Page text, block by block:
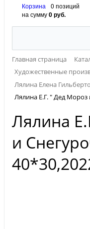
Корзина
0 позиций
на сумму0 руб.
Главная страница
Художественные
Лялина Елена
Лялина Е.Г. " Дед Мороз
Лялина
и